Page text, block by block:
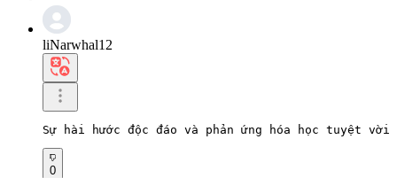
liNarwhal12
Sự hài hước độc đáo và phản ứng hóa học tuyệt
0